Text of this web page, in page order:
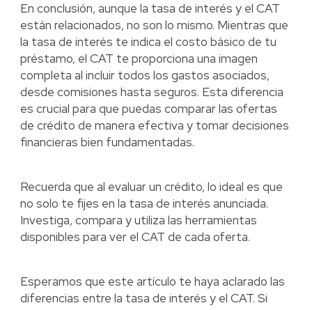
En conclusión, aunque la tasa de interés y el CAT
están relacionados, no son lo mismo. Mientras que
la tasa de interés te indica el costo básico de tu
préstamo, el CAT te proporciona una imagen
completa al incluir todos los gastos asociados,
desde comisiones hasta seguros. Esta diferencia
es crucial para que puedas comparar las ofertas
de crédito de manera efectiva y tomar decisiones
financieras bien fundamentadas.
Recuerda que al evaluar un crédito, lo ideal es que
no solo te fijes en la tasa de interés anunciada.
Investiga, compara y utiliza las herramientas
disponibles para ver el CAT de cada oferta.
Esperamos que este artículo te haya aclarado las
diferencias entre la tasa de interés y el CAT. Si